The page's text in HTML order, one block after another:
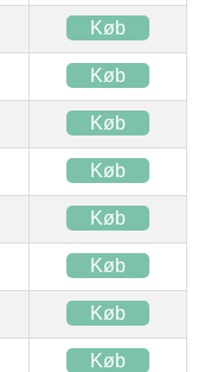
Køb
Køb
Køb
Køb
Køb
Køb
Køb
Køb